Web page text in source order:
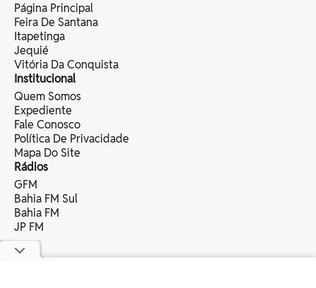
Página Principal
Feira De Santana
Itapetinga
Jequié
Vitória Da Conquista
Institucional
Quem Somos
Expediente
Fale Conosco
Política De Privacidade
Mapa Do Site
Rádios
GFM
Bahia FM Sul
Bahia FM
JP FM